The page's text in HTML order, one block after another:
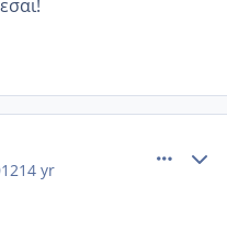
14 yr